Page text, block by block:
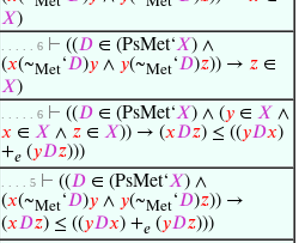
𝑋)
. . . . . 6 ⊢ ((𝐷 ∈ (PsMet‘𝑋) ∧
(𝑥(~Met‘𝐷)𝑦 ∧ 𝑦(~Met‘𝐷)𝑧)) → 𝑧 ∈
𝑋)
. . . . . 6 ⊢ ((𝐷 ∈ (PsMet‘𝑋) ∧ (𝑦 ∈ 𝑋 ∧
𝑥 ∈ 𝑋 ∧ 𝑧 ∈ 𝑋)) → (𝑥𝐷𝑧) ≤ ((𝑦𝐷𝑥)
+𝑒 (𝑦𝐷𝑧)))
. . . . 5 ⊢ ((𝐷 ∈ (PsMet‘𝑋) ∧
(𝑥(~Met‘𝐷)𝑦 ∧ 𝑦(~Met‘𝐷)𝑧)) →
(𝑥𝐷𝑧) ≤ ((𝑦𝐷𝑥) +𝑒 (𝑦𝐷𝑧)))